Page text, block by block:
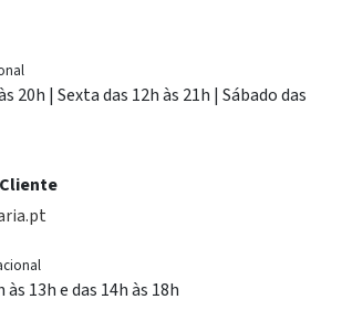
20h | Sexta das 12h às 21h | Sábado das
13h e das 14h às 18h